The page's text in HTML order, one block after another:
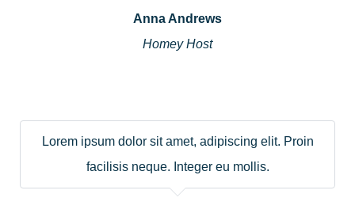
Anna Andrews
Homey Host
Lorem ipsum dolor sit amet, adipiscing elit. Proin
facilisis neque. Integer eu mollis.